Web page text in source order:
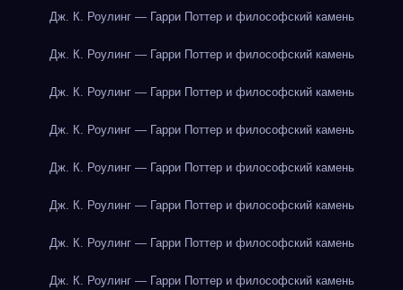
Дж. К. Роулинг — Гарри Поттер и философский камень
Дж. К. Роулинг — Гарри Поттер и философский камень
Дж. К. Роулинг — Гарри Поттер и философский камень
Дж. К. Роулинг — Гарри Поттер и философский камень
Дж. К. Роулинг — Гарри Поттер и философский камень
Дж. К. Роулинг — Гарри Поттер и философский камень
Дж. К. Роулинг — Гарри Поттер и философский камень
Дж. К. Роулинг — Гарри Поттер и философский камень